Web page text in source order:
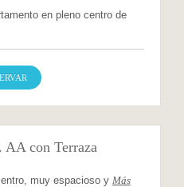
en pleno centro de
con Terraza
muy espacioso y Más